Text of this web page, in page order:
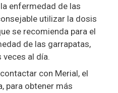
enfermedad de las
utilizar la dosis
se recomienda para el
de las garrapatas,
al día.
con Merial, el
para obtener más